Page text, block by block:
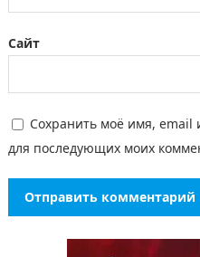
Сайт
Сохранить моё имя, email
для последующих моих